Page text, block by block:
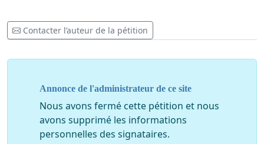
Contacter l’auteur de la pétition
Annonce de l'administrateur de ce site
Nous avons fermé cette pétition et nous
avons supprimé les informations
personnelles des signataires.